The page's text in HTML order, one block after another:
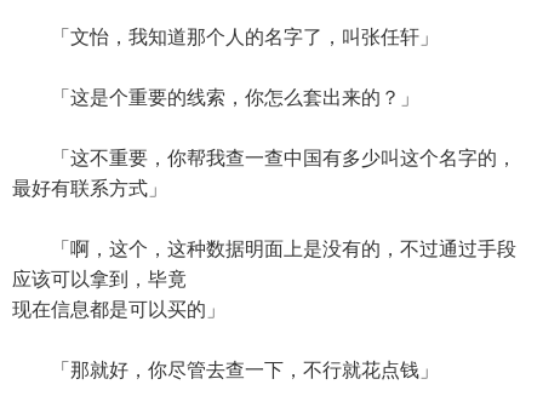
「文怡，我知道那个人的名字了，叫张任轩」
「这是个重要的线索，你怎么套出来的？」
「这不重要，你帮我查一查中国有多少叫这个名字的，
最好有联系方式」
「啊，这个，这种数据明面上是没有的，不过通过手段
应该可以拿到，毕竟
现在信息都是可以买的」
「那就好，你尽管去查一下，不行就花点钱」